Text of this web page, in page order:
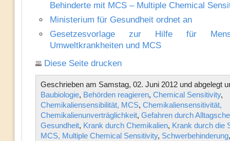
Behinderte mit MCS – Multiple Chemical
Ministerium für Gesundheit ordnet an
Gesetzesvorlage zur Hilfe für
Umweltkrankheiten und MCS
Diese Seite drucken
Geschrieben am Samstag, 02. Juni 2012 und abgelegt
Baubiologie, Behörden reagieren, Chemical Sensitivity,
Chemikaliensensibilität, MCS, Chemikaliensensitivität,
Chemikalienunverträglichkeit, Gefahren durch
Gesundheit, Krank durch Chemikalien, Krank durch die
MCS, Multiple Chemical Sensitivity, Schwerbehinderung,